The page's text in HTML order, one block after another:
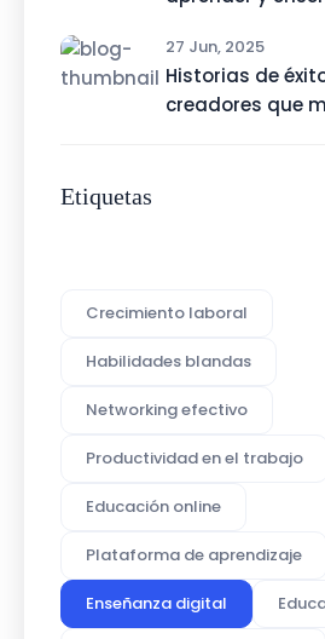
27 Jun, 2025
Historias de
creadores que
Etiquetas
Crecimiento laboral
Habilidades blandas
Networking efectivo
Productividad en el trabajo
Educación online
Plataforma de aprendizaje
Enseñanza digital